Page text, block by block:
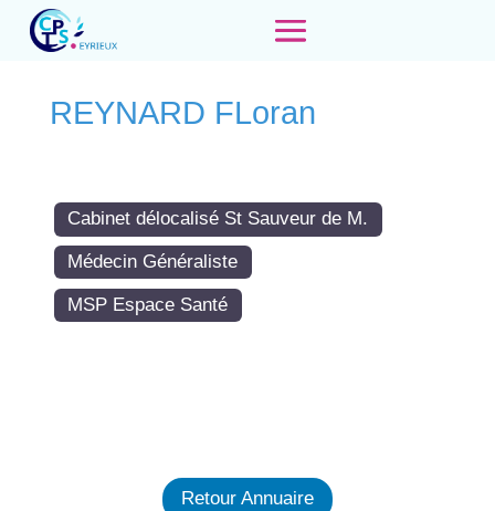
REYNARD FLoran
Cabinet délocalisé St Sauveur de M.
Médecin Généraliste
MSP Espace Santé
Retour Annuaire